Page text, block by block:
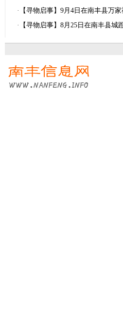
·
【寻物启事】9月4日在南丰县万
·
【寻物启事】8月25日在南丰县